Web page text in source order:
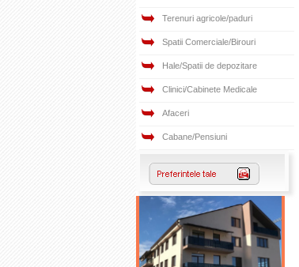
Terenuri agricole/paduri
Spatii Comerciale/Birouri
Hale/Spatii de depozitare
Clinici/Cabinete Medicale
Afaceri
Cabane/Pensiuni